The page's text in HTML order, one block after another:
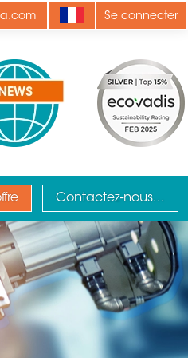
Se connecter
Contactez-nous...